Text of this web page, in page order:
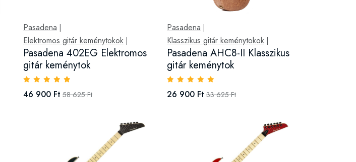
Pasadena
Elektromos gitár keménytokok|
Pasadena 402EG Elektromos
gitár keménytok
46 900 Ft 58 625 Ft
Pasadena
Klasszikus gitár keménytokok|
Pasadena AHC8-II Klasszikus
gitár keménytok
26 900 Ft 33 625 Ft